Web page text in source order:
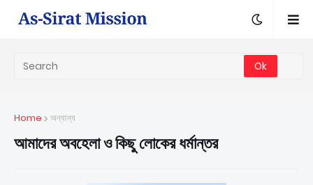
Home অন্যান্য
আমাদের অবহেলা ও কিছু লোকের ধর্মান্তর